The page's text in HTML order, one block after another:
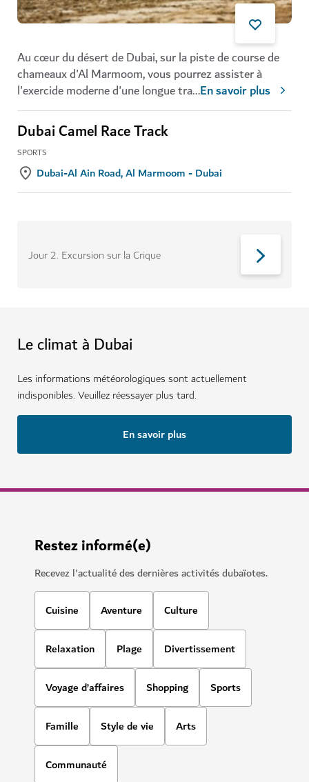
Au cœur du désert de Dubai, sur la piste de course de
chameaux d'Al Marmoom, vous pourrez assister à
l'exercide moderne d'une longue tra...En savoir plus
Dubai Camel Race Track
SPORTS
Dubai-Al Ain Road, Al Marmoom - Dubai
Jour 2. Excursion sur la Crique
Le climat à Dubai
Les informations météorologiques sont actuellement
indisponibles. Veuillez réessayer plus tard.
En savoir plus
Restez informé(e)
Recevez l'actualité des dernières activités dubaïotes.
Cuisine Aventure Culture
Relaxation Plage Divertissement
Voyage d’affaires Shopping Sports
Famille Style de vie Arts
Communauté